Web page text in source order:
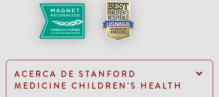
ACERCA DE STANFORD
MEDICINE CHILDREN'S HEALTH